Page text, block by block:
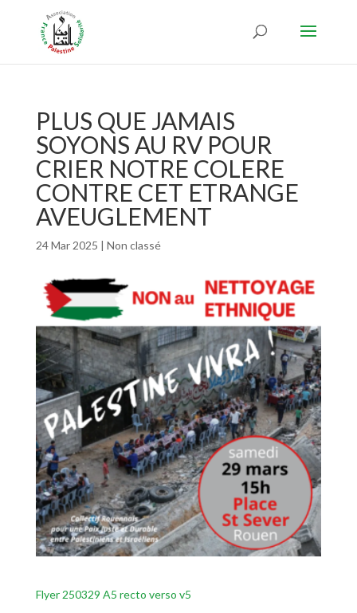
PLUS QUE JAMAIS
SOYONS AU RV POUR
CRIER NOTRE COLERE
CONTRE CET ETRANGE
AVEUGLEMENT
24 Mar 2025 | Non classé
Flyer 250329 A5 recto verso v5